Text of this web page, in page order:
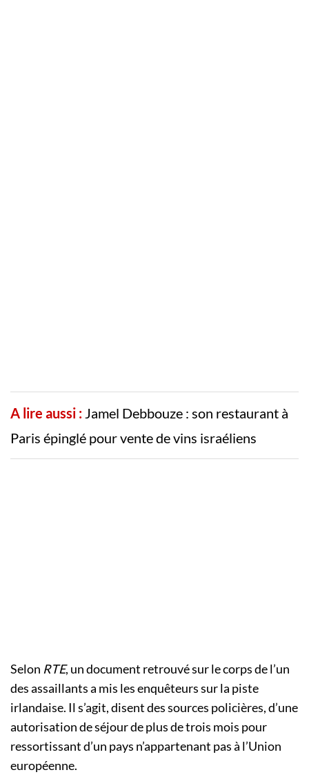
A lire aussi : Jamel Debbouze : son restaurant à
Paris épinglé pour vente de vins israéliens
Selon RTE, un document retrouvé sur le corps de l’un
des assaillants a mis les enquêteurs sur la piste
irlandaise. Il s’agit, disent des sources policières, d’une
autorisation de séjour de plus de trois mois pour
ressortissant d’un pays n’appartenant pas à l’Union
européenne.